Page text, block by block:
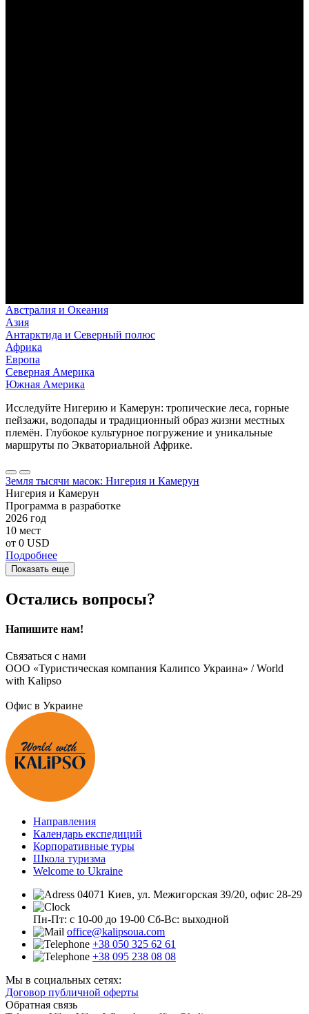
Австралия и Океания
Азия
Антарктида и Северный полюс
Африка
Европа
Северная Америка
Южная Америка
Исследуйте Нигерию и Камерун: тропические леса, горные
пейзажи, водопады и традиционный образ жизни местных
племён. Глубокое культурное погружение и уникальные
маршруты по Экваториальной Африке.
Земля тысячи масок: Нигерия и Камерун
Нигерия и Камерун
Программа в разработке
2026 год
10 мест
от 0 USD
Подробнее
Показать еще
Остались вопросы?
Напишите нам!
Связаться с нами
ООО «Туристическая компания Калипсо Украина» / World
with Kalipso
Офис в Украине
Направления
Календарь експедиций
Корпоративные туры
Школа туризма
Welcome to Ukraine
04071 Киев, ул. Межигорская 39/20, офис 28-29
Пн-Пт: с 10-00 до 19-00 Сб-Вс: выходной
office@kalipsoua.com
+38 050 325 62 61
+38 095 238 08 08
Мы в социальных сетях:
Договор публичной оферты
Обратная связь